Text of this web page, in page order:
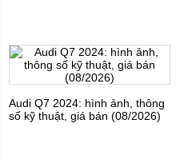
Audi Q7 2024: hình ảnh, thông
số kỹ thuật, giá bán (08/2026)